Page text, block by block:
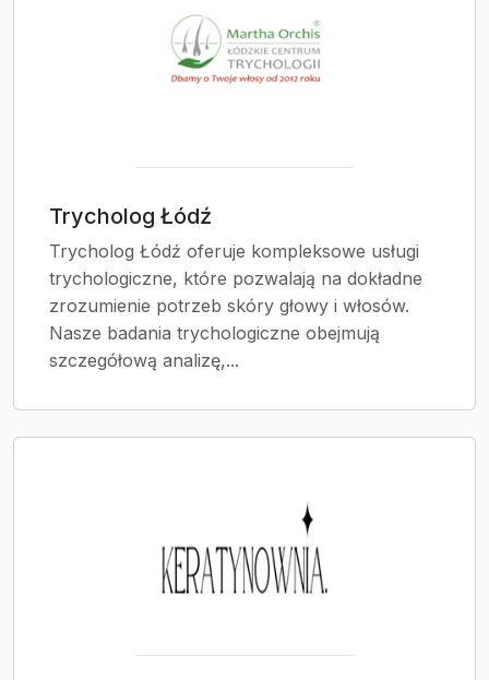
Trycholog Łódź
Trycholog Łódź oferuje kompleksowe usługi
trychologiczne, które pozwalają na dokładne
zrozumienie potrzeb skóry głowy i włosów.
Nasze badania trychologiczne obejmują
szczegółową analizę,...